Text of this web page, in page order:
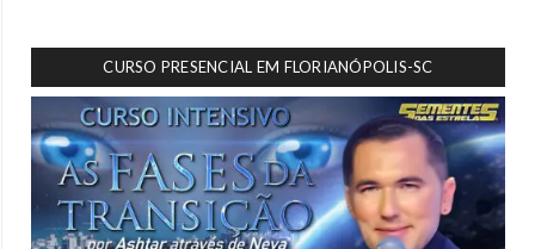
CURSO PRESENCIAL EM FLORIANÓPOLIS-SC